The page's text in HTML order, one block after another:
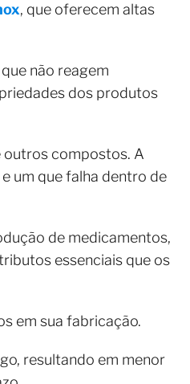
, que oferecem altas
não reagem
dos produtos
outros compostos. A
um que falha dentro de
de medicamentos,
essenciais que os
em sua fabricação.
resultando em menor